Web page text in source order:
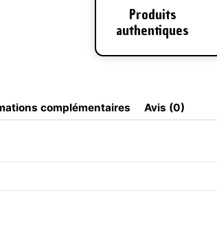
Produits
authentiques
complémentaires Avis (0)